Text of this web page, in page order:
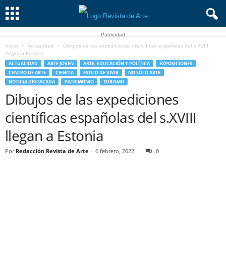
Publicidad
Inicio Actualidad
Dibujos de las expediciones científicas españolas del s.XVIII
llegan a Estonia
ACTUALIDAD ARTE JOVEN ARTE, EDUCACIÓN Y POLÍTICA
EXPOSICIONES
CENTRO DE ARTE
CIENCIA ESTILO DE VIVIR
NO SÓLO ARTE
NOTICIA DESTACADA
PATRIMONIO TURISMO
Dibujos de las expediciones
científicas españolas del s.XVIII
llegan a Estonia
Por Redacción Revista de Arte - 6 febrero, 2022 0